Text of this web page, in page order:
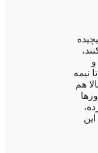
نیمه
هم